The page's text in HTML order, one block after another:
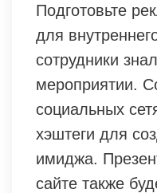
Подготовьте
для
сотрудники
мероприятии.
социальных
хэштеги для
имиджа.
сайте также